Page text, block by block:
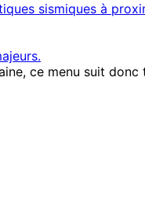
sismiques à
ce menu suit